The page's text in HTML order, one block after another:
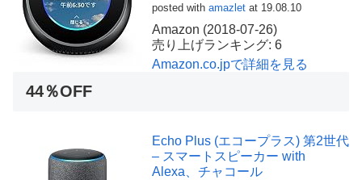
posted with amazlet at 19.08.10
Amazon (2018-07-26)
売り上げランキング: 6
Amazon.co.jpで詳細を見る
44％OFF
Echo Plus (エコープラス) 第2世代
– スマートスピーカー with
Alexa、チャコール